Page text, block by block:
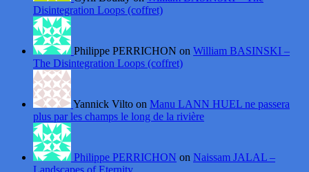
Disintegration Loops (coffret)
Philippe PERRICHON on William BASINSKI –
The Disintegration Loops (coffret)
Yannick Vilto on Manu LANN HUEL ne passera
plus par les champs le long de la rivière
Philippe PERRICHON on Naissam JALAL –